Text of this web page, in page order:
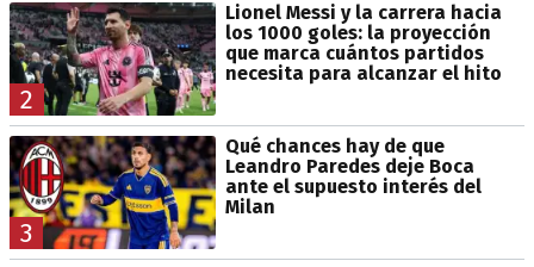
2
Lionel Messi y la carrera hacia
los 1000 goles: la proyección
que marca cuántos partidos
necesita para alcanzar el hito
3
Qué chances hay de que
Leandro Paredes deje Boca
ante el supuesto interés del
Milan